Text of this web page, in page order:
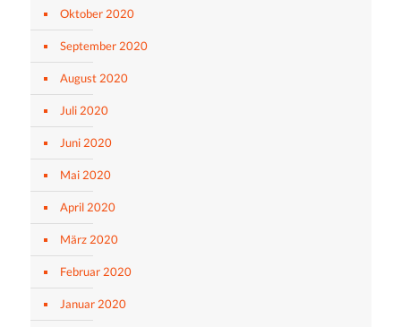
Oktober 2020
September 2020
August 2020
Juli 2020
Juni 2020
Mai 2020
April 2020
März 2020
Februar 2020
Januar 2020